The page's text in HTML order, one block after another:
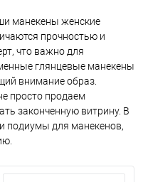
манекены женские
прочностью и
что важно для
глянцевые манекены
внимание образ.
просто продаем
законченную витрину. В
подиумы для манекенов,